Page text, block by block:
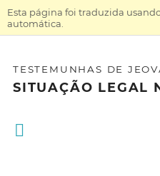
Esta página foi traduzida
automática.
TESTEMUNHAS DE
SITUAÇÃO LEGAL